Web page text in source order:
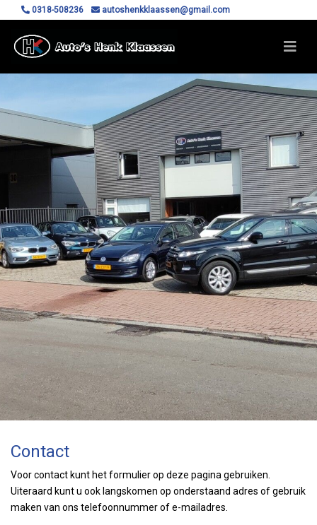
0318-508236 autoshenkklaassen@gmail.com
Contact
Voor contact kunt het formulier op deze pagina gebruiken.
Uiteraard kunt u ook langskomen op onderstaand adres of gebruik
maken van ons telefoonnummer of e-mailadres.